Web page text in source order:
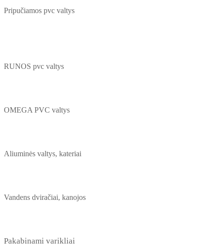
Pripučiamos pvc valtys
RUNOS pvc valtys
OMEGA PVC valtys
Aliuminės valtys, kateriai
Vandens dviračiai, kanojos
Pakabinami varikliai